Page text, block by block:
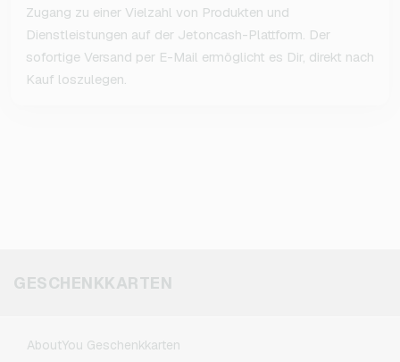
Zugang zu einer Vielzahl von Produkten und
Dienstleistungen auf der Jetoncash-Plattform. Der
sofortige Versand per E-Mail ermöglicht es Dir, direkt nach
Kauf loszulegen.
GESCHENKKARTEN
AboutYou Geschenkkarten